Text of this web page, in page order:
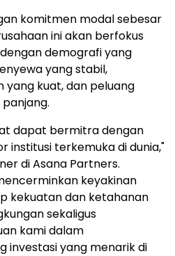
komitmen modal sebesar
ini akan berfokus
demografi yang
yang stabil,
yang kuat, dan peluang
dapat bermitra dengan
institusi terkemuka di dunia,"
di Asana Partners.
keyakinan
kekuatan dan ketahanan
sekaligus
kami dalam
investasi yang menarik di